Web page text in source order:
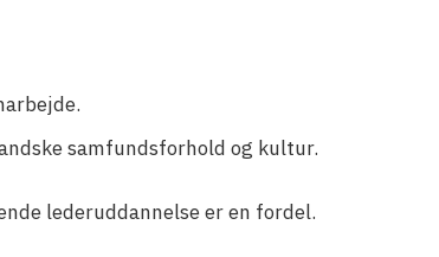
samfundsforhold og kultur.
lederuddannelse er en fordel.